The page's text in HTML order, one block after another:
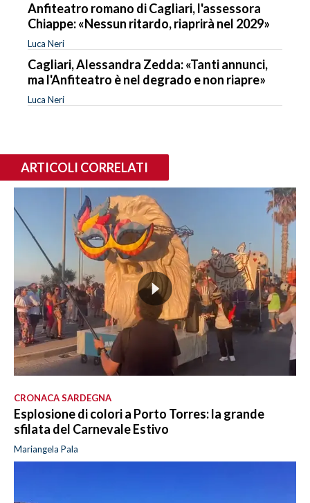
Anfiteatro romano di Cagliari, l'assessora
Chiappe: «Nessun ritardo, riaprirà nel 2029»
Luca Neri
Cagliari, Alessandra Zedda: «Tanti annunci,
ma l'Anfiteatro è nel degrado e non riapre»
Luca Neri
ARTICOLI CORRELATI
CRONACA SARDEGNA
Esplosione di colori a Porto Torres: la grande
sfilata del Carnevale Estivo
Mariangela Pala